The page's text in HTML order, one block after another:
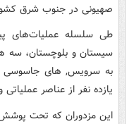
صهیونی در جنوب شرق
طی سلسله عملیات‌های
سیستان و بلوچستان، سه
به سرویس, های جاسوسی
یازده نفر از عناصر
این مزدوران که تحت